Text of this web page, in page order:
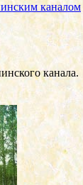
каналом
канала.